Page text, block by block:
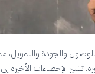
والجودة والتمويل،
تشير الإحصاءات الأخيرة